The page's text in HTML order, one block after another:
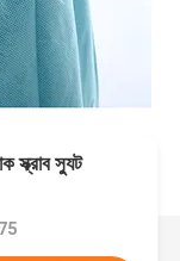
স্ক্রাব স্যুট